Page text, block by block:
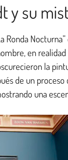
y su
Ronda Nocturna”
en
la
de un proceso
una